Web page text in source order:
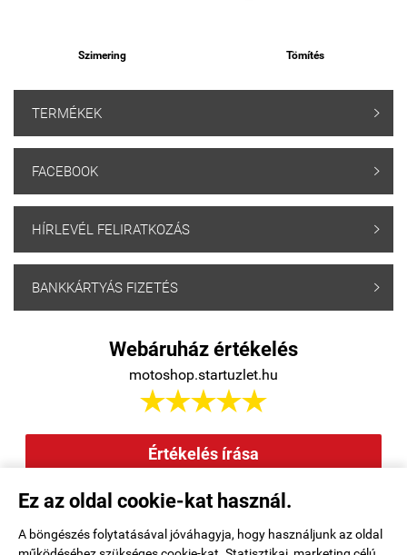
Ez az oldal cookie-kat használ.
A böngészés folytatásával jóváhagyja, hogy használjunk az oldal
Szimering Tömítés
TERMÉKEK 
FACEBOOK 
HÍRLEVÉL FELIRATKOZÁS 
BANKKÁRTYÁS FIZETÉS 
Webáruház értékelés
motoshop.startuzlet.hu

Értékelés írása